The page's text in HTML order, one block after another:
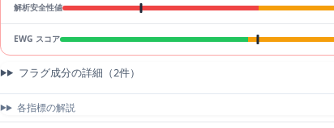
解析安全性値
EWG スコア
フラグ成分の詳細（2件）
各指標の解説